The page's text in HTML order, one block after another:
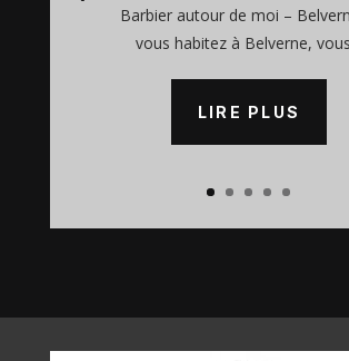
Barbier autour de moi –
vous habitez à Belverne,
LIRE PLUS